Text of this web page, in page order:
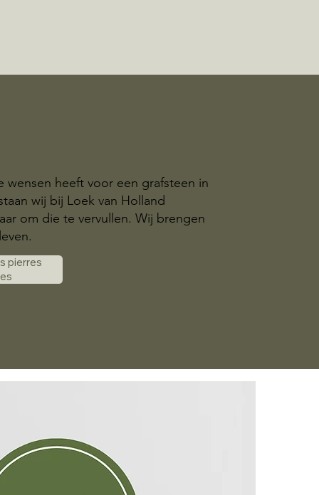
wensen heeft voor een grafsteen in
wij bij Loek van Holland
om die te vervullen. Wij brengen
pierres